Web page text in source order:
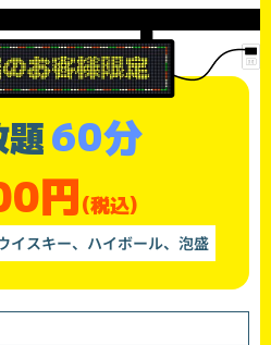
60分
円(税込)
イスキー、ハイボール、泡盛